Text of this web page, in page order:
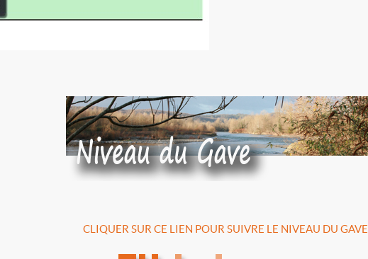
CLIQUER SUR CE LIEN POUR SUIVRE LE NIVEAU DU GAVE